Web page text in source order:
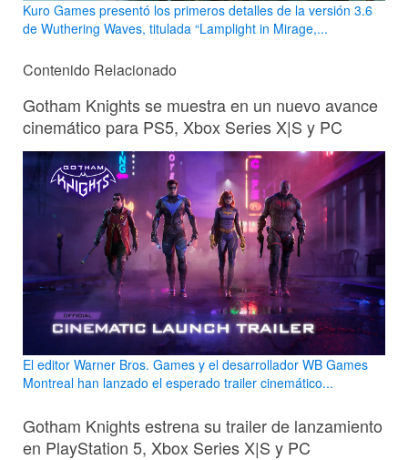
Kuro Games presentó los primeros detalles de la versión 3.6
de Wuthering Waves, titulada “Lamplight in Mirage,...
Contenido Relacionado
Gotham Knights se muestra en un nuevo avance
cinemático para PS5, Xbox Series X|S y PC
El editor Warner Bros. Games y el desarrollador WB Games
Montreal han lanzado el esperado trailer cinemático...
Gotham Knights estrena su trailer de lanzamiento
en PlayStation 5, Xbox Series X|S y PC